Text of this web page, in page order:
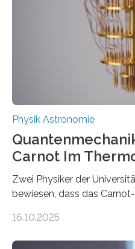
Internationalen Jahr der
technologie ausgerufen
internationale
Physik Astronomie
Carnot Im
Zwei Physiker der
bewiesen, dass das
Größenordnung von
16.10.2025